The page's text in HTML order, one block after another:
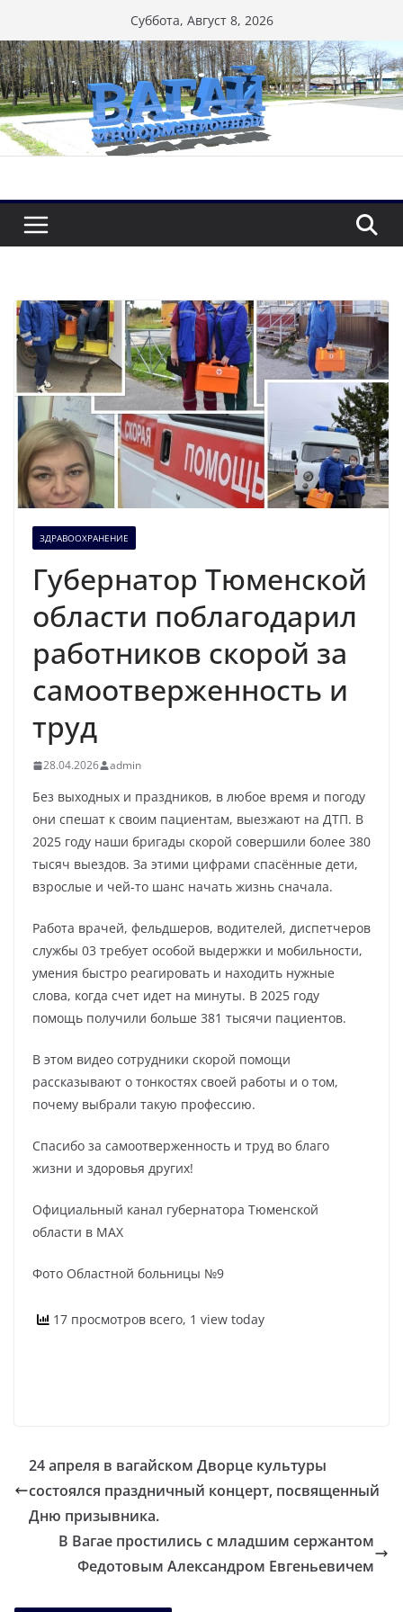
к
содержимому
Суббота, Август 8, 2026
ЗДРАВООХРАНЕНИЕ
Губернатор Тюменской
области поблагодарил
работников скорой за
самоотверженность и
труд
28.04.2026 admin
Без выходных и праздников, в любое время и погоду
они спешат к своим пациентам, выезжают на ДТП. В
2025 году наши бригады скорой совершили более 380
тысяч выездов. За этими цифрами спасённые дети,
взрослые и чей-то шанс начать жизнь сначала.
Работа врачей, фельдшеров, водителей, диспетчеров
службы 03 требует особой выдержки и мобильности,
умения быстро реагировать и находить нужные
слова, когда счет идет на минуты. В 2025 году
помощь получили больше 381 тысячи пациентов.
В этом видео сотрудники скорой помощи
рассказывают о тонкостях своей работы и о том,
почему выбрали такую профессию.
Спасибо за самоотверженность и труд во благо
жизни и здоровья других!
Официальный канал губернатора Тюменской
области в МАХ
Фото Областной больницы №9
17 просмотров всего, 1 view today
24 апреля в вагайском Дворце культуры
состоялся праздничный концерт, посвященный
Дню призывника.
В Вагае простились с младшим сержантом
Федотовым Александром Евгеньевичем